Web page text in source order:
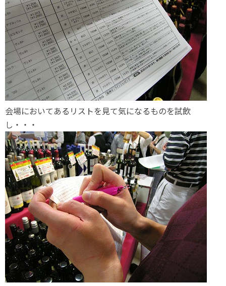
会場においてあるリストを見て気になるものを試飲
し・・・